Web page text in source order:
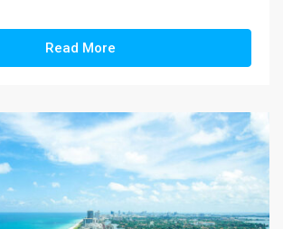
Read More